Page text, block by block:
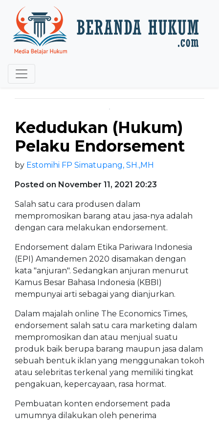
Kedudukan (Hukum)
Pelaku Endorsement
by Estomihi FP Simatupang, SH.,MH
Posted on November 11, 2021 20:23
Salah satu cara produsen dalam
mempromosikan barang atau jasa-nya adalah
dengan cara melakukan endorsement.
Endorsement dalam Etika Pariwara Indonesia
(EPI) Amandemen 2020 disamakan dengan
kata "anjuran". Sedangkan anjuran menurut
Kamus Besar Bahasa Indonesia (KBBI)
mempunyai arti sebagai yang dianjurkan.
Dalam majalah online The Economics Times,
endorsement salah satu cara marketing dalam
mempromosikan dan atau menjual suatu
produk baik berupa barang maupun jasa dalam
sebuah bentuk iklan yang menggunakan tokoh
atau selebritas terkenal yang memiliki tingkat
pengakuan, kepercayaan, rasa hormat.
Pembuatan konten endorsement pada
umumnya dilakukan oleh penerima